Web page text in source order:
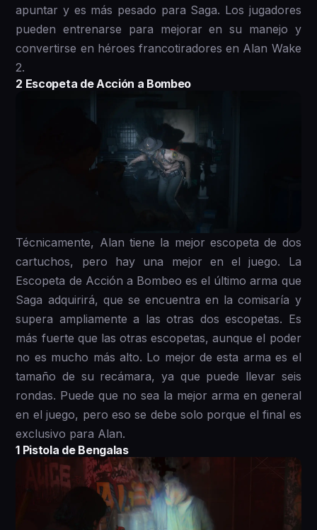
apuntar y es más pesado para Saga. Los jugadores
pueden entrenarse para mejorar en su manejo y
convertirse en héroes francotiradores en Alan Wake
2.
2 Escopeta de Acción a Bombeo
Técnicamente, Alan tiene la mejor escopeta de dos
cartuchos, pero hay una mejor en el juego. La
Escopeta de Acción a Bombeo es el último arma que
Saga adquirirá, que se encuentra en la comisaría y
supera ampliamente a las otras dos escopetas. Es
más fuerte que las otras escopetas, aunque el poder
no es mucho más alto. Lo mejor de esta arma es el
tamaño de su recámara, ya que puede llevar seis
rondas. Puede que no sea la mejor arma en general
en el juego, pero eso se debe solo porque el final es
exclusivo para Alan.
1 Pistola de Bengalas